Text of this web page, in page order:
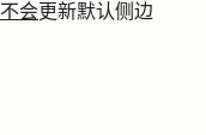
不会更新默认侧边